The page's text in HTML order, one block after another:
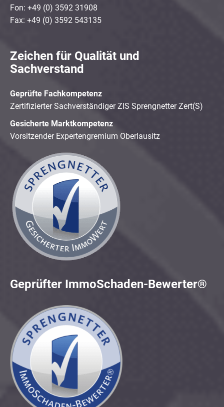
Fon: +49 (0) 3592 31908
Fax: +49 (0) 3592 543135
Zeichen für Qualität und
Sachverstand
Geprüfte Fachkompetenz
Zertifizierter Sachverständiger ZIS Sprengnetter Zert(S)
Gesicherte Marktkompetenz
Vorsitzender Expertengremium Oberlausitz
Geprüfter ImmoSchaden-Bewerter®